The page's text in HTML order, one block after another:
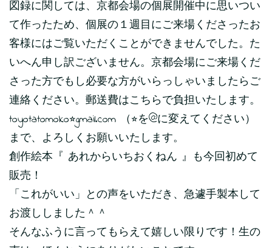
図録に関しては、京都会場の個展開催中に思いつい
て作ったため、個展の１週目にご来場くださったお
客様にはご覧いただくことができませんでした。た
いへん申し訳ございません。京都会場にご来場くだ
さった方でもし必要な方がいらっしゃいましたらご
連絡ください。郵送費はこちらで負担いたします。
toyotatomoko⭐︎gmail.com （⭐︎を@に変えてください）
まで、よろしくお願いいたします。
創作絵本『 あれからいちおくねん 』も今回初めて
販売！
「これがいい」との声をいただき、急遽手製本して
お渡ししました＾＾
そんなふうに言ってもらえて嬉しい限りです！生の